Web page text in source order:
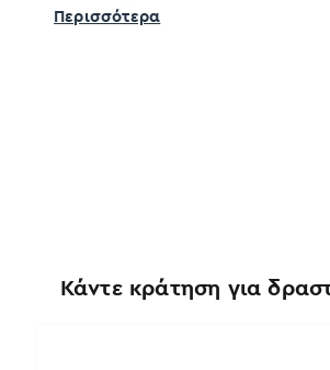
Περισσότερα
Κάντε κράτηση για